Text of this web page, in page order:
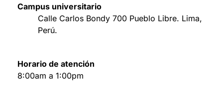
Campus universitario
Calle Carlos Bondy 700 Pueblo Libre. Lima,
Perú.
Horario de atención
8:00am a 1:00pm